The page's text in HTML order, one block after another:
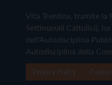
Vita Trentina, tramite la
Settimanali Cattolici),
dell'Autodisciplina
Autodisciplina della